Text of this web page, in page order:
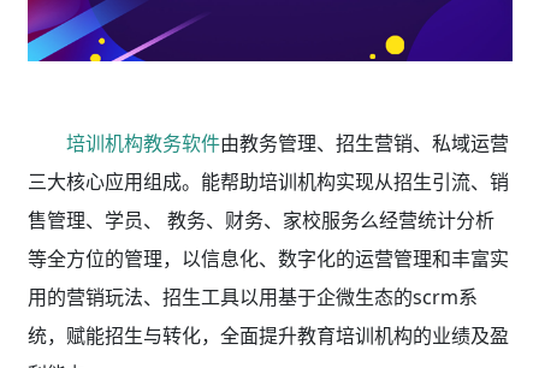
培训机构教务软件由教务管理、招生营销、私域运营
三大核心应用组成。能帮助培训机构实现从招生引流、销
售管理、学员、 教务、财务、家校服务么经营统计分析
等全方位的管理，以信息化、数字化的运营管理和丰富实
用的营销玩法、招生工具以用基于企微生态的scrm系
统，赋能招生与转化，全面提升教育培训机构的业绩及盈